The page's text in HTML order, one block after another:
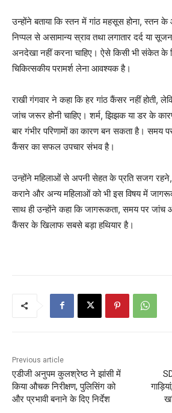
उन्होंने बताया कि स्तन में गांठ महसूस होना, स्तन के
निप्पल से असामान्य स्राव तथा लगातार दर्द या
अनदेखा नहीं करना चाहिए। ऐसे किसी भी संकेत के
चिकित्सकीय परामर्श लेना आवश्यक है।
राखी गंगवार ने कहा कि हर गांठ कैंसर नहीं होती,
जांच जरूर होनी चाहिए। शर्म, झिझक या डर के
बार गंभीर परिणामों का कारण बन सकता है। समय
कैंसर का सफल उपचार संभव है।
उन्होंने महिलाओं से अपनी सेहत के प्रति सजग रहने,
कराने और अन्य महिलाओं को भी इस विषय में
साथ ही उन्होंने कहा कि जागरूकता, समय पर जांच
कैंसर के खिलाफ सबसे बड़ा हथियार है।
Previous article
एडीजी अनुपम कुलश्रेष्ठ ने झांसी में
किया औचक निरीक्षण, पुलिसिंग को
और प्रभावी बनाने के दिए निर्देश